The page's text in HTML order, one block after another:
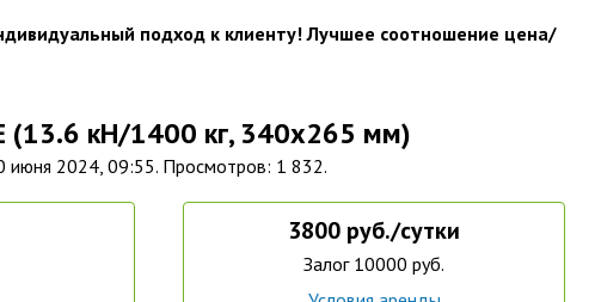
подход к клиенту! Лучшее соотношение цена/
(13.6 кН/1400 кг, 340х265 мм)
июня 2024, 09:55. Просмотров: 1 832.
3800 руб./сутки
Залог 10000 руб.